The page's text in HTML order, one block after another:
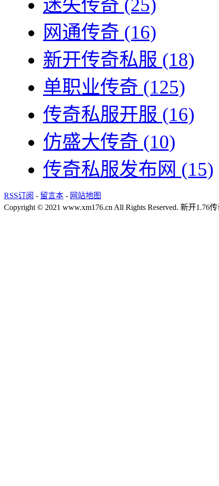
迷失传奇 (25)
网通传奇 (16)
新开传奇私服 (18)
单职业传奇 (125)
传奇私服开服 (16)
仿盛大传奇 (10)
传奇私服发布网 (15)
RSS订阅 - 留言本 - 网站地图
Copyright © 2021 www.xm176.cn All Rights Reserved. 新开1.76